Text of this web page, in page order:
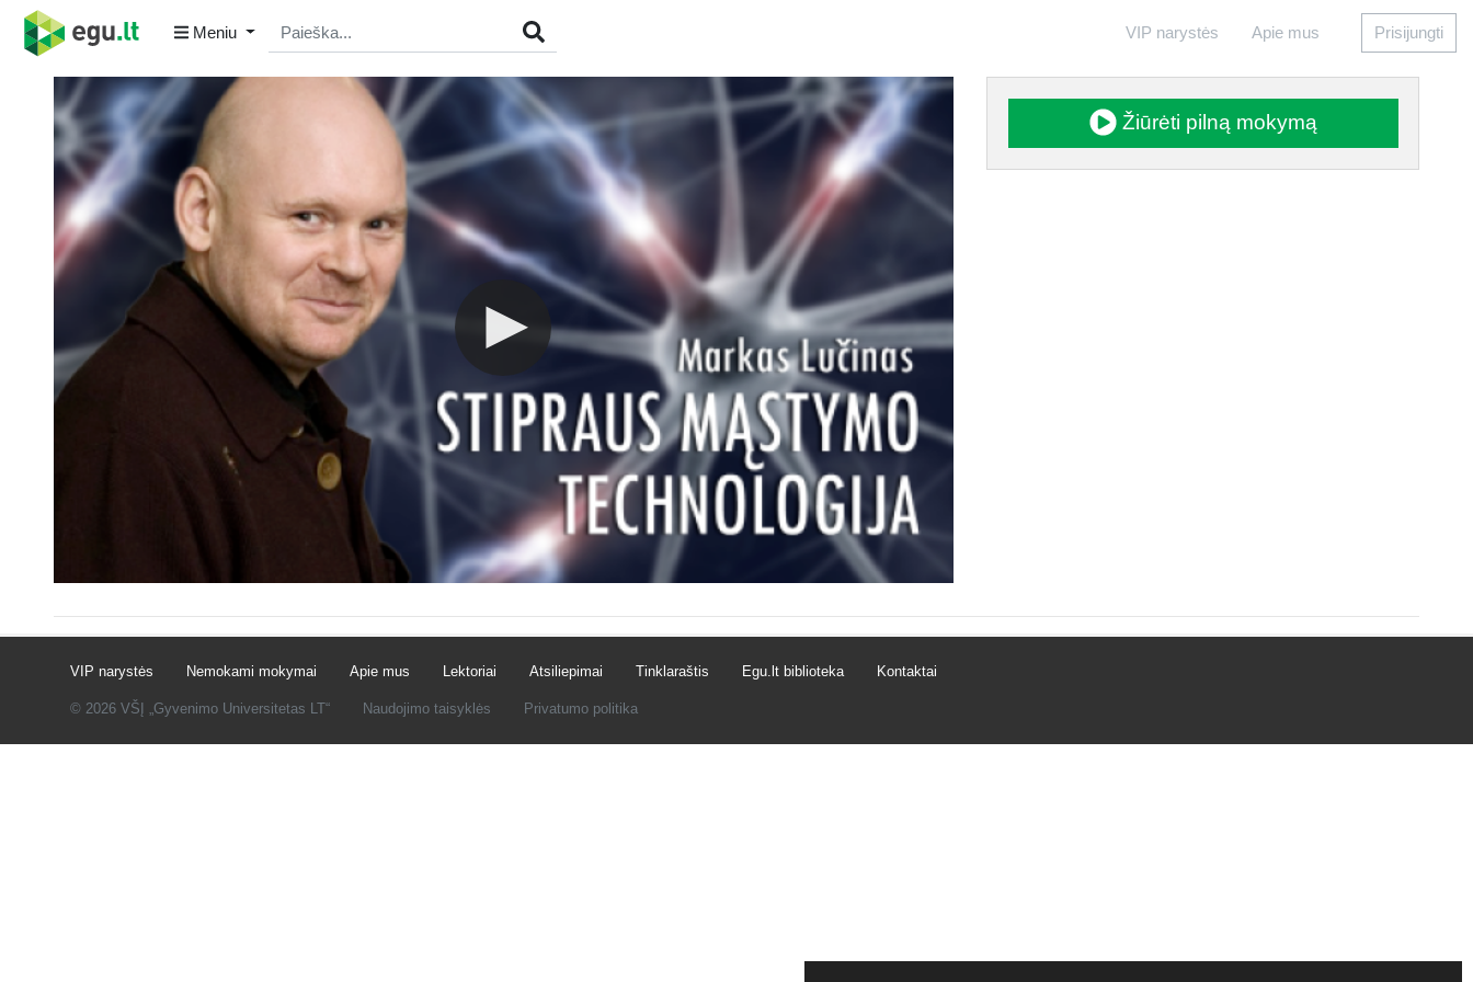
Meniu VIP narystės Apie mus Prisijungti
Žiūrėti pilną mokymą
VIP narystės Nemokami mokymai Apie mus Lektoriai Atsiliepimai Tinklaraštis Egu.lt biblioteka Kontaktai
© 2026 VŠĮ „Gyvenimo Universitetas LT“ Naudojimo taisyklės Privatumo politika